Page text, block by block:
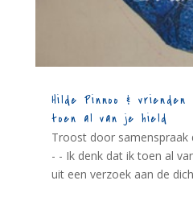
Hilde Pinnoo &
toen al van je hield
Troost door samenspraak
- - Ik denk dat ik toen al
uit een verzoek aan de